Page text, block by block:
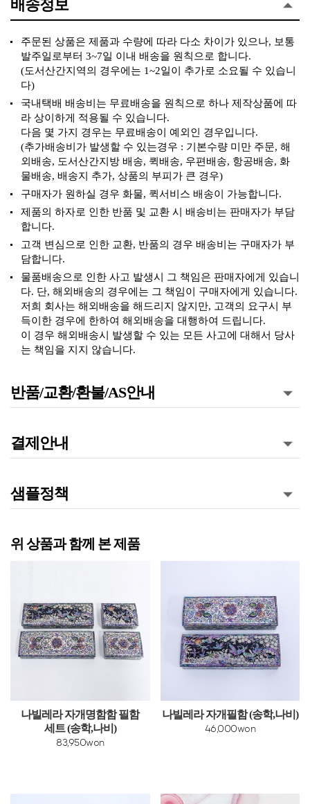
배송정보
주문된 상품은 제품과 수량에 따라 다소 차이가 있으나, 보통
발주일로부터 3~7일 이내 배송을 원칙으로 합니다.
(도서산간지역의 경우에는 1~2일이 추가로 소요될 수 있습니
다)
국내택배 배송비는 무료배송을 원칙으로 하나 제작상품에 따
라 상이하게 적용될 수 있습니다.
다음 몇 가지 경우는 무료배송이 예외인 경우입니다.
(추가배송비가 발생할 수 있는경우 : 기본수량 미만 주문, 해
외배송, 도서산간지방 배송, 퀵배송, 우편배송, 항공배송, 화
물배송, 배송지 추가, 상품의 부피가 큰 경우)
구매자가 원하실 경우 화물, 퀵서비스 배송이 가능합니다.
제품의 하자로 인한 반품 및 교환 시 배송비는 판매자가 부담
합니다.
고객 변심으로 인한 교환, 반품의 경우 배송비는 구매자가 부
담합니다.
물품배송으로 인한 사고 발생시 그 책임은 판매자에게 있습니
다. 단, 해외배송의 경우에는 그 책임이 구매자에게 있습니다.
저희 회사는 해외배송을 해드리지 않지만, 고객의 요구시 부
득이한 경우에 한하여 해외배송을 대행하여 드립니다.
이 경우 해외배송시 발생할 수 있는 모든 사고에 대해서 당사
는 책임을 지지 않습니다.
반품/교환/환불/AS안내
결제안내
샘플정책
위 상품과 함께 본 제품
나빌레라 자개명함함 필함
세트 (송학,나비)
83,950won
나빌레라 자개필함 (송학,나비)
46,000won